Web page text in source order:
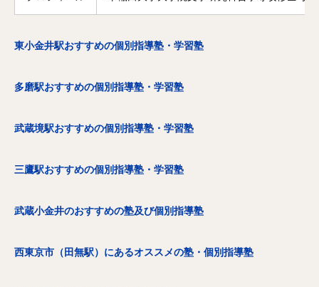
東小金井駅おすすめの個別指導塾・学習塾
多磨駅おすすめの個別指導塾・学習塾
武蔵境駅おすすめの個別指導塾・学習塾
三鷹駅おすすめの個別指導塾・学習塾
武蔵小金井のおすすめの塾及び個別指導塾
西東京市（田無駅）にあるオススメの塾・個別指導塾